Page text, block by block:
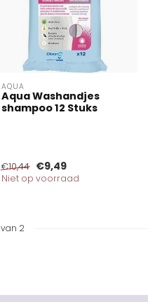
AQUA
Aqua Washandjes
shampoo 12 Stuks
€10,44 €9,49
Niet op voorraad
van 2